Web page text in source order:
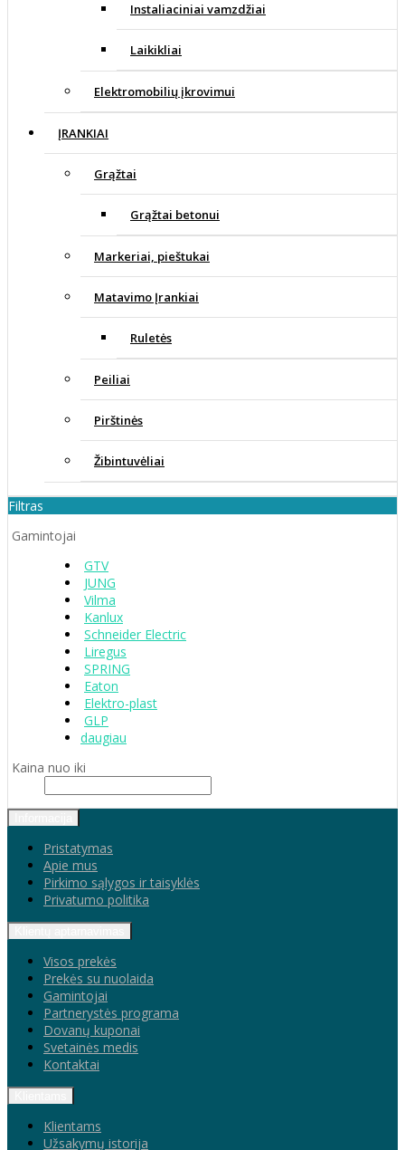
Instaliaciniai vamzdžiai
Laikikliai
Elektromobilių įkrovimui
ĮRANKIAI
Grąžtai
Grąžtai betonui
Markeriai, pieštukai
Matavimo Įrankiai
Ruletės
Peiliai
Pirštinės
Žibintuvėliai
Filtras
Gamintojai
GTV
JUNG
Vilma
Kanlux
Schneider Electric
Liregus
SPRING
Eaton
Elektro-plast
GLP
daugiau
Kaina nuo iki
Pristatymas
Apie mus
Pirkimo sąlygos ir taisyklės
Privatumo politika
Visos prekės
Prekės su nuolaida
Gamintojai
Partnerystės programa
Dovanų kuponai
Svetainės medis
Kontaktai
Klientams
Užsakymų istorija